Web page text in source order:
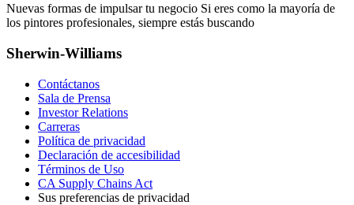
Nuevas formas de impulsar tu negocio Si eres como la mayoría de
los pintores profesionales, siempre estás buscando
Sherwin-Williams
Contáctanos
Sala de Prensa
Investor Relations
Carreras
Política de privacidad
Declaración de accesibilidad
Términos de Uso
CA Supply Chains Act
Sus preferencias de privacidad